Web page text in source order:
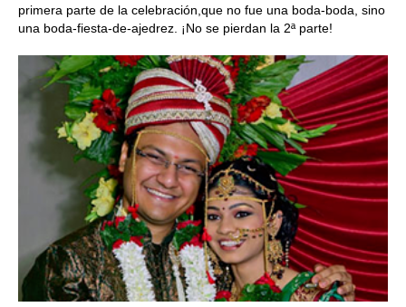
primera parte de la celebración,que no fue una boda-boda, sino
una boda-fiesta-de-ajedrez. ¡No se pierdan la 2ª parte!